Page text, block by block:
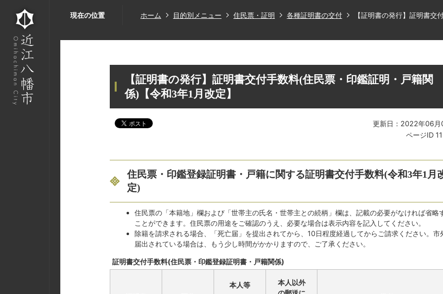
現在の位置 ホーム 目的別メニュー 住民票・証明 各種証明書の交付 【証明書の発行】証明書交
【証明書の発行】証明書交付手数料(住民票・印鑑証明・戸籍関
係)【令和3年1月改定】
更新日：2022年06月
ページID
住民票・印鑑登録証明書・戸籍に関する証明書交付手数料(令和3年1月
定)
住民票の「本籍地」欄および「世帯主の氏名・世帯主との続柄」欄は、記載の必要がなければ省略
ことができます。住民票の用途をご確認のうえ、必要な場合は表示内容を記入してください。
除籍を請求される場合、「死亡届」を提出されてから、10日程度経過してからご請求ください。市
届出されている場合は、もう少し時間がかかりますので、ご了承ください。
証明書交付手数料(住民票・印鑑登録証明書・戸籍関係)
本人等
本人以外